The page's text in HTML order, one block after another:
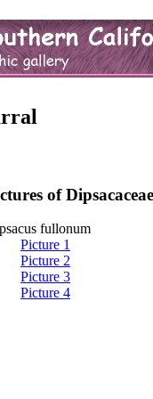
of Dipsacaceae
fullonum
Picture 1
Picture 2
Picture 3
Picture 4